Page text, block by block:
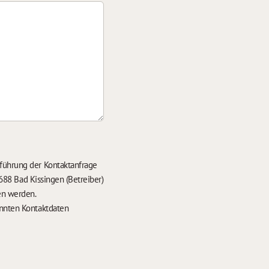
der Kontaktanfrage
Bad Kissingen (Betreiber)
werden.
Kontaktdaten